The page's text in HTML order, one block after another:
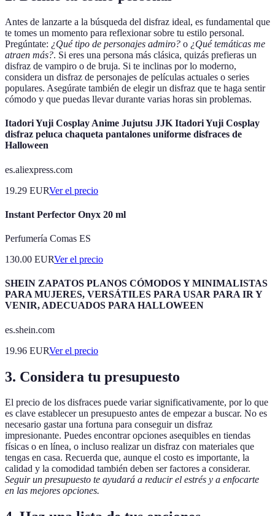
Antes de lanzarte a la búsqueda del disfraz ideal, es fundamental que
te tomes un momento para reflexionar sobre tu estilo personal.
Pregúntate: ¿Qué tipo de personajes admiro? o ¿Qué temáticas me
atraen más?. Si eres una persona más clásica, quizás prefieras un
disfraz de vampiro o de bruja. Si te inclinas por lo moderno,
considera un disfraz de personajes de películas actuales o series
populares. Asegúrate también de elegir un disfraz que te haga sentir
cómodo y que puedas llevar durante varias horas sin problemas.
Itadori Yuji Cosplay Anime Jujutsu JJK Itadori Yuji Cosplay
disfraz peluca chaqueta pantalones uniforme disfraces de
Halloween
es.aliexpress.com
19.29 EURVer el precio
Instant Perfector Onyx 20 ml
Perfumería Comas ES
130.00 EURVer el precio
SHEIN ZAPATOS PLANOS CÓMODOS Y MINIMALISTAS
PARA MUJERES, VERSÁTILES PARA USAR PARA IR Y
VENIR, ADECUADOS PARA HALLOWEEN
es.shein.com
19.96 EURVer el precio
3. Considera tu presupuesto
El precio de los disfraces puede variar significativamente, por lo que
es clave establecer un presupuesto antes de empezar a buscar. No es
necesario gastar una fortuna para conseguir un disfraz
impresionante. Puedes encontrar opciones asequibles en tiendas
físicas o en línea, o incluso realizar un disfraz con materiales que
tengas en casa. Recuerda que, aunque el costo es importante, la
calidad y la comodidad también deben ser factores a considerar.
Seguir un presupuesto te ayudará a reducir el estrés y a enfocarte
en las mejores opciones.